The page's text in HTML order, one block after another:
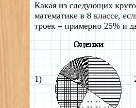
Какая из следующих
математике в 8 классе,
троек – примерно 25% и
1)